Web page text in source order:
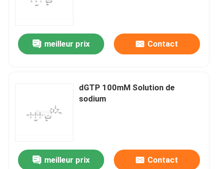
meilleur prix Contact
dGTP 100mM Solution de
sodium
meilleur prix Contact